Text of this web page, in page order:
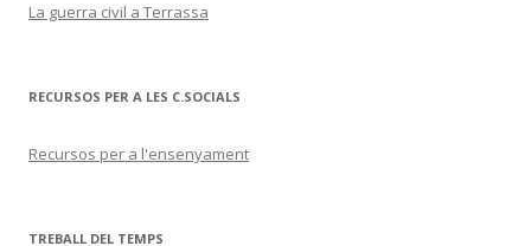
La guerra civil a Terrassa
RECURSOS PER A LES C.SOCIALS
Recursos per a l'ensenyament
TREBALL DEL TEMPS